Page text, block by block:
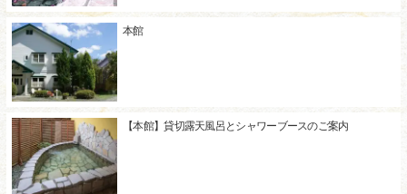
本館
【本館】貸切露天風呂とシャワーブースのご案内